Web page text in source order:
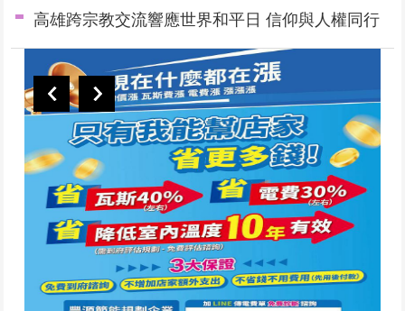
高雄跨宗教交流響應世界和平日 信仰與人權同行